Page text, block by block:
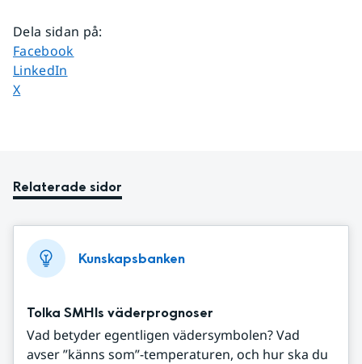
Dela sidan på:
Dela sidan på
Facebook
Dela sidan på
LinkedIn
Dela sidan på
X
Relaterade sidor
Kunskapsbanken
Tolka SMHIs väderprognoser
Vad betyder egentligen vädersymbolen? Vad
avser ”känns som”-temperaturen, och hur ska du